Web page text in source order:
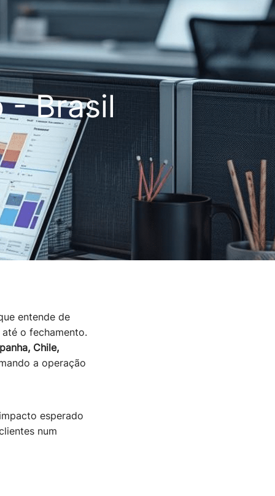
- Brasil
entende de
o fechamento.
Chile,
a operação
esperado
num